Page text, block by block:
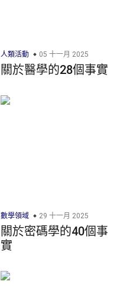
人類活動 05 十一月 2025
關於醫學的28個事實
數學領域 29 十一月 2025
關於密碼學的40個事
實